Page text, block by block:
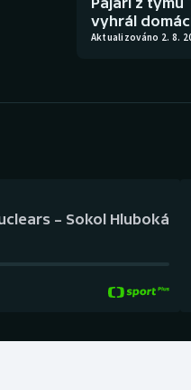
vyhrál
Aktualizováno 2. 8.
– Sokol Hluboká